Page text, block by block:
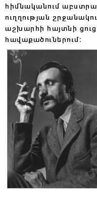
հիմնականում
ուղղության
աշխարհի հայտնի
հավաքածուներում։